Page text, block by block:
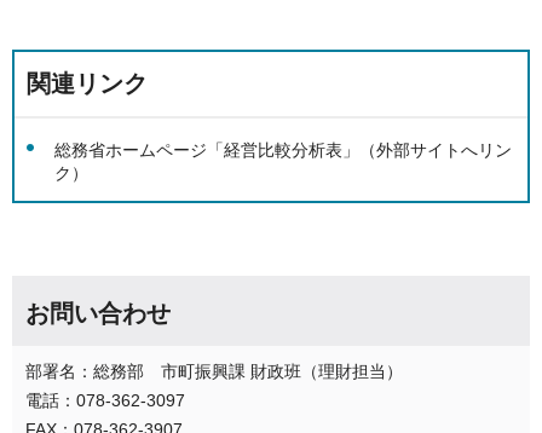
関連リンク
総務省ホームページ「経営比較分析表」（外部サイトへリン
ク）
お問い合わせ
部署名：総務部 市町振興課 財政班（理財担当）
電話：078-362-3097